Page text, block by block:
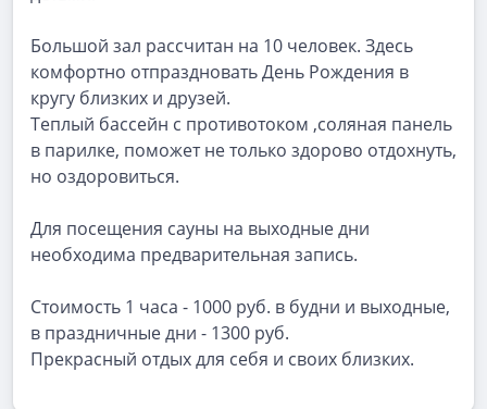
Большой зал рассчитан на 10 человек. Здесь
комфортно отпраздновать День Рождения в
кругу близких и друзей.
Теплый бассейн с противотоком ,соляная панель
в парилке, поможет не только здорово отдохнуть,
но оздоровиться.
Для посещения сауны на выходные дни
необходима предварительная запись.
Стоимость 1 часа - 1000 руб. в будни и выходные,
в праздничные дни - 1300 руб.
Прекрасный отдых для себя и своих близких.